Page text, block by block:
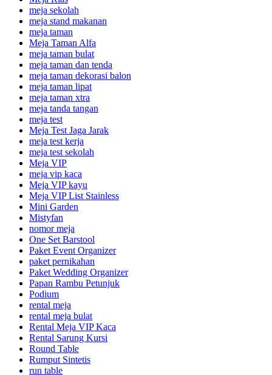
meja sekolah
meja stand makanan
meja taman
Meja Taman Alfa
meja taman bulat
meja taman dan tenda
meja taman dekorasi balon
meja taman lipat
meja taman xtra
meja tanda tangan
meja test
Meja Test Jaga Jarak
meja test kerja
meja test sekolah
Meja VIP
meja vip kaca
Meja VIP kayu
Meja VIP List Stainless
Mini Garden
Mistyfan
nomor meja
One Set Barstool
Paket Event Organizer
paket pernikahan
Paket Wedding Organizer
Papan Rambu Petunjuk
Podium
rental meja
rental meja bulat
Rental Meja VIP Kaca
Rental Sarung Kursi
Round Table
Rumput Sintetis
run table